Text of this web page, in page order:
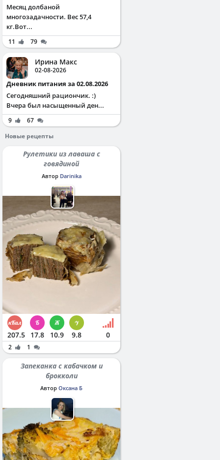
Месяц долбаной
многозадачности. Вес 57,4
кг.Вот...
11 79
Ирина Макс
02-08-2026
Дневник питания за 02.08.2026
Сегодняшний рациончик. :)
Вчера был насыщенный ден...
9
67
Новые рецепты
Рулетики из лаваша с
говядиной
Автор Darinika
207.5 17.8 10.9 9.8 0
2 1
Запеканка с кабачком и
брокколи
Автор Оксана Б